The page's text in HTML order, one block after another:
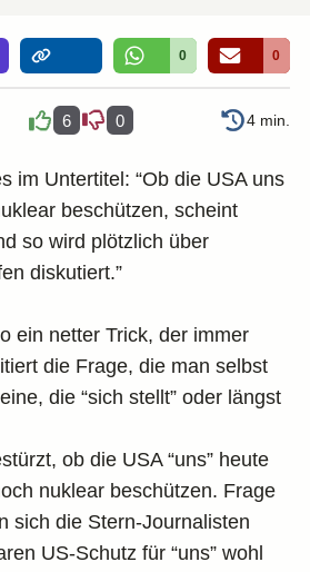
0 0
6 0 4 min.
im Untertitel: “Ob die USA uns
beschützen, scheint
so wird plötzlich über
diskutiert.”
ein netter Trick, der immer
die Frage, die man selbst
die “sich stellt” oder längst
ob die USA “uns” heute
nuklear beschützen. Frage
sich die Stern-Journalisten
US-Schutz für “uns” wohl